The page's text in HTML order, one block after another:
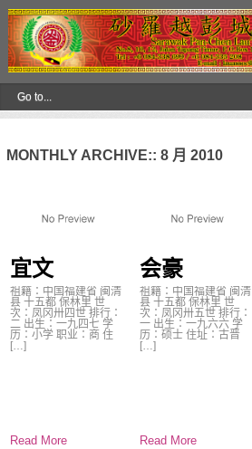
MONTHLY ARCHIVE:: 8 月 2010
宜文
祖籍：中国福建省 闽清
县 十五都 保林里 世
次：凤冈卅四世 排行：
二 出生：一九四七 学
历：小学 职业：商 住
[…]
Read More
会豪
祖籍：中国福建省 闽清
县 十五都 保林里 世
次：凤冈卅五世 排行：
一 出生：一九六六 学
历：硕士 住址：古晋
[…]
Read More